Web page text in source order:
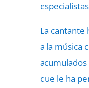
La cantante
a la música
que le ha